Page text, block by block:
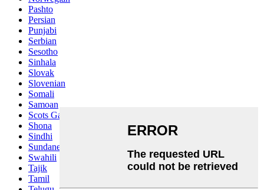
Pashto
Persian
Punjabi
Serbian
Sesotho
Sinhala
Slovak
Slovenian
Somali
Samoan
Scots Gaelic
Shona
Sindhi
Sundanese
Swahili
Tajik
Tamil